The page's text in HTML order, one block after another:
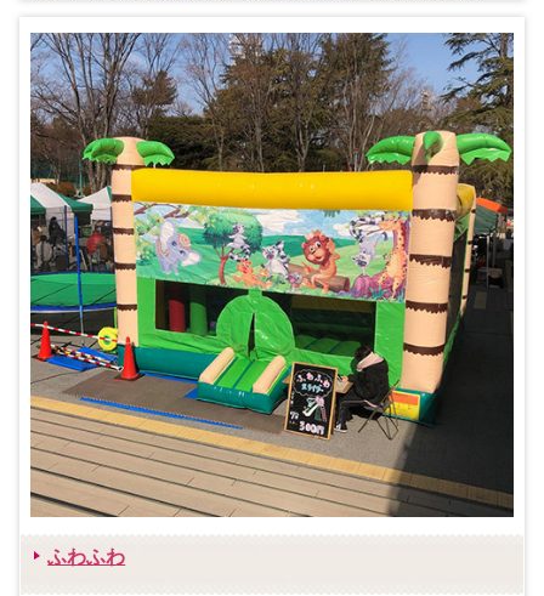
ふわふわ